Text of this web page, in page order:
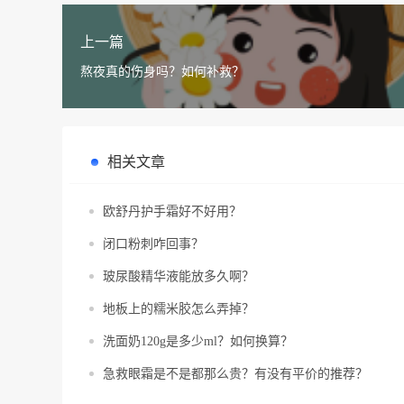
上一篇
熬夜真的伤身吗？如何补救？
相关文章
欧舒丹护手霜好不好用？
闭口粉刺咋回事？
玻尿酸精华液能放多久啊？
地板上的糯米胶怎么弄掉？
洗面奶120g是多少ml？如何换算？
急救眼霜是不是都那么贵？有没有平价的推荐？